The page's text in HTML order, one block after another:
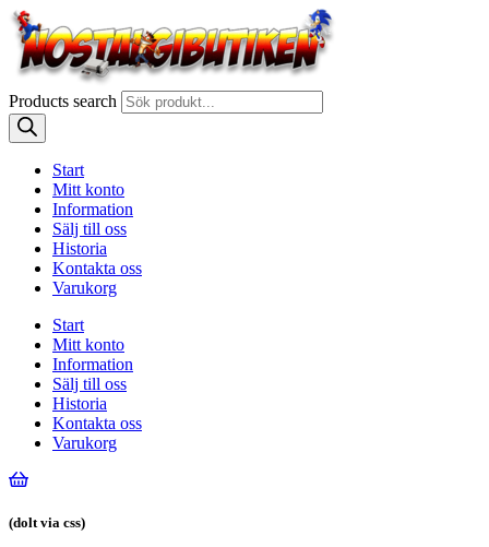
Products search
Start
Mitt konto
Information
Sälj till oss
Historia
Kontakta oss
Varukorg
Start
Mitt konto
Information
Sälj till oss
Historia
Kontakta oss
Varukorg
(dolt via css)